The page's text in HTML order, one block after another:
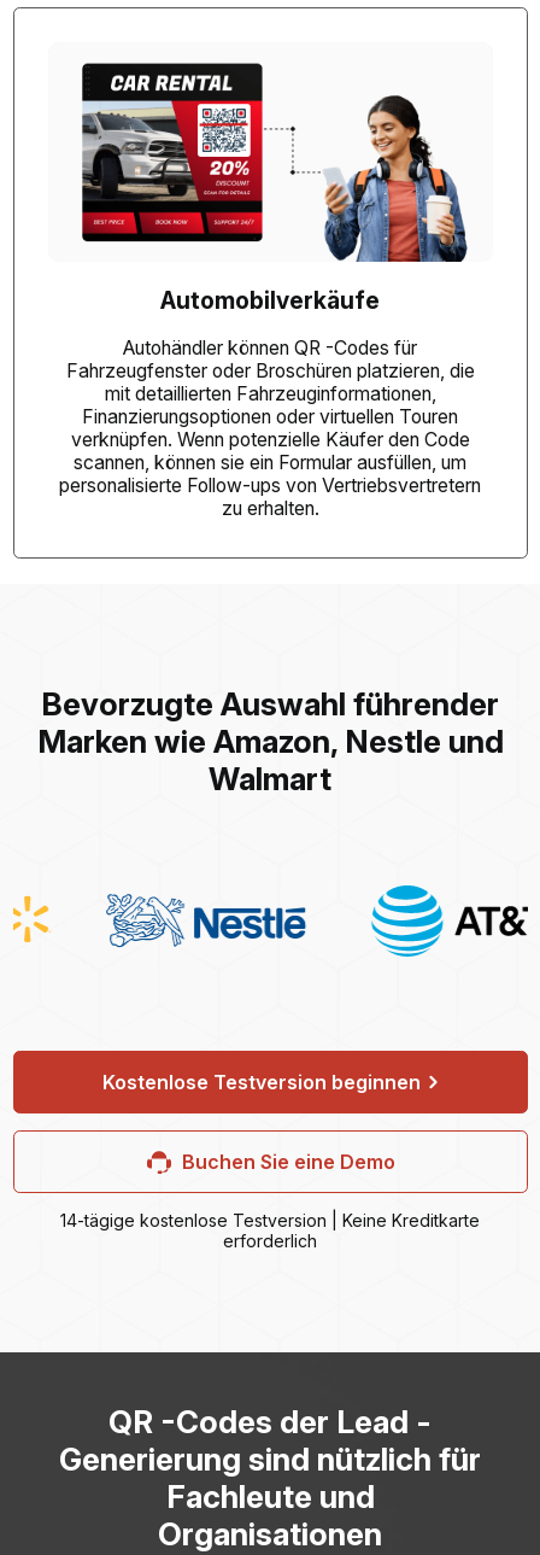
Automobilverkäufe
Autohändler können QR -Codes für
Fahrzeugfenster oder Broschüren platzieren, die
mit detaillierten Fahrzeuginformationen,
Finanzierungsoptionen oder virtuellen Touren
verknüpfen. Wenn potenzielle Käufer den Code
scannen, können sie ein Formular ausfüllen, um
personalisierte Follow-ups von Vertriebsvertretern
zu erhalten.
Bevorzugte Auswahl führender
Marken wie Amazon, Nestle und
Walmart
Kostenlose Testversion beginnen
Buchen Sie eine Demo
14-tägige kostenlose Testversion | Keine Kreditkarte
erforderlich
QR -Codes der Lead -
Generierung sind nützlich für
Fachleute und
Organisationen